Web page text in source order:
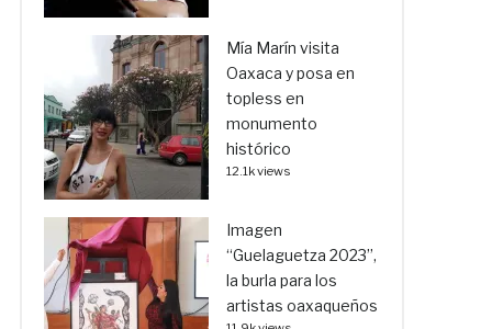
Mía Marín visita
Oaxaca y posa en
topless en
monumento
histórico
12.1k views
Imagen
“Guelaguetza 2023”,
la burla para los
artistas oaxaqueños